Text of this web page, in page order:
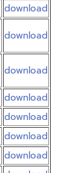
download
download
download
download
download
download
download